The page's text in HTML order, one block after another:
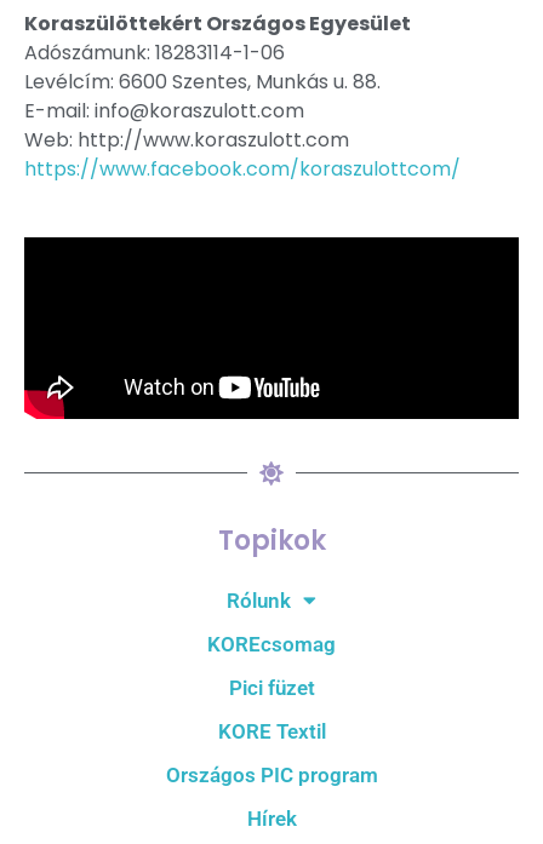
Koraszülöttekért Országos Egyesület
Adószámunk: 18283114-1-06
Levélcím: 6600 Szentes, Munkás u. 88.
E-mail: info@koraszulott.com
Web: http://www.koraszulott.com
https://www.facebook.com/koraszulottcom/
Topikok
Rólunk
KOREcsomag
Pici füzet
KORE Textil
Országos PIC program
Hírek